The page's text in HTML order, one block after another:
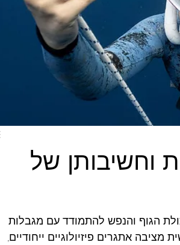
וחשיבותן של
הגוף והנפש להתמודד עם מגבלות
אתגרים פיזיולוגיים ייחודיים,